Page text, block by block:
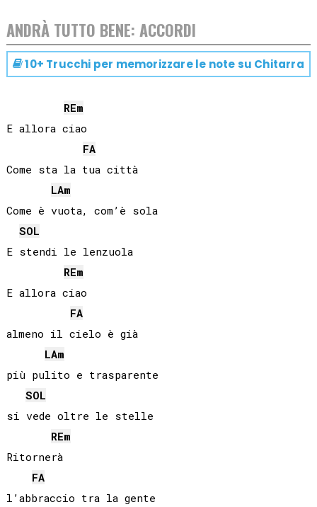
ANDRÀ TUTTO BENE: ACCORDI
10+ Trucchi per memorizzare le note su Chitarra
REm
E allora ciao
FA
Come sta la tua città
LAm
Come è vuota, com’è sola
SOL
E stendi le lenzuola
REm
E allora ciao
FA
almeno il cielo è già
LAm
più pulito e trasparente
SOL
si vede oltre le stelle
REm
Ritornerà
FA
l’abbraccio tra la gente